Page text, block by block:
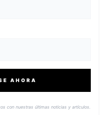
AHORA
con nuestras últimas noticias y artículos.